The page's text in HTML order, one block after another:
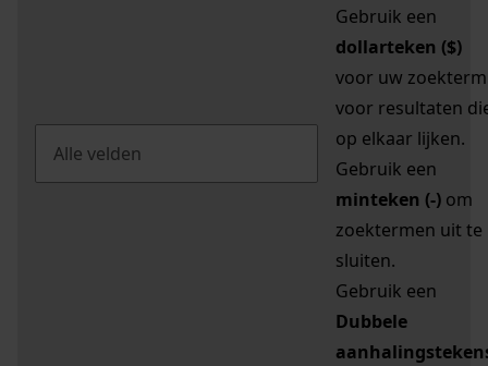
Gebruik een
dollarteken ($)
voor uw zoekterm
voor resultaten
op elkaar lijken.
Gebruik een
minteken (-) om
zoektermen uit te
sluiten.
Gebruik een
Dubbele